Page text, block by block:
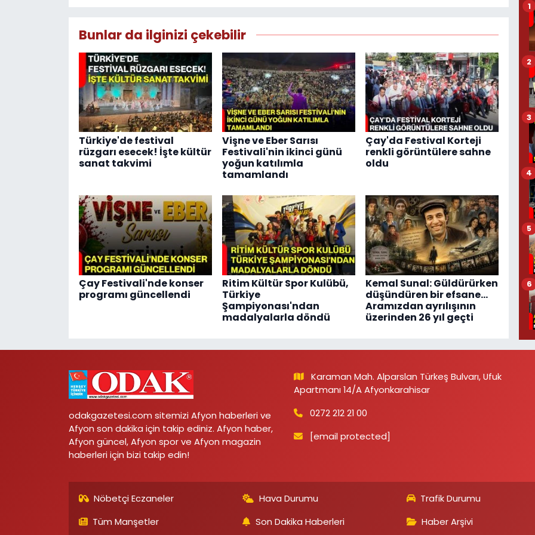
Bunlar da ilginizi çekebilir
Türkiye'de festival
rüzgarı esecek! İşte kültür
sanat takvimi
Vişne ve Eber Sarısı
Festivali'nin ikinci günü
yoğun katılımla
tamamlandı
Çay'da Festival Korteji
renkli görüntülere sahne
oldu
Çay Festivali'nde konser
programı güncellendi
Ritim Kültür Spor Kulübü,
Türkiye
Şampiyonası'ndan
madalyalarla döndü
Kemal Sunal: Güldürürken
düşündüren bir efsane…
Aramızdan ayrılışının
üzerinden 26 yıl geçti
1
2
3
4
5
6
odakgazetesi.com sitemizi Afyon haberleri ve
Afyon son dakika için takip ediniz. Afyon haber,
Afyon güncel, Afyon spor ve Afyon magazin
haberleri için bizi takip edin!
Karaman Mah. Alparslan Türkeş Bulvarı, Ufuk
Apartmanı 14/A Afyonkarahisar
0272 212 21 00
[email protected]
Nöbetçi Eczaneler Hava Durumu Trafik Durumu
Tüm Manşetler
Son Dakika Haberleri Haber Arşivi